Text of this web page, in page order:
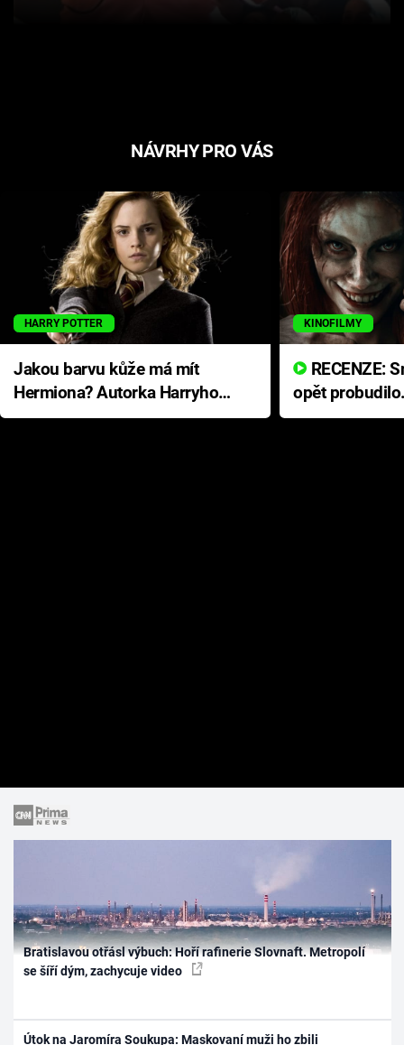
NÁVRHY PRO VÁS
HARRY POTTER
Jakou barvu kůže má mít
Hermiona? Autorka Harryho
Pottera přišla s ráznou
KINOFILMY
opět
přichází s
Bratislavou otřásl výbuch: Hoří rafinerie Slovnaft. Metropolí
se šíří dým, zachycuje video
Útok na Jaromíra Soukupa: Maskovaní muži ho zbili